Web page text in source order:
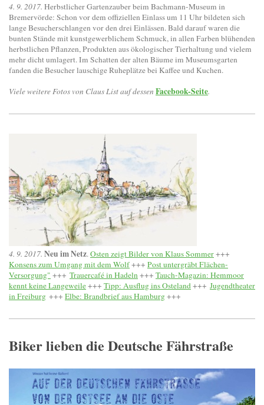
4. 9. 2017. Herbstlicher Gartenzauber beim Bachmann-Museum in
Bremervörde: Schon vor dem offiziellen Einlass um 11 Uhr bildeten sich
lange Besucherschlangen vor den drei Einlässen. Bald darauf waren die
bunten Stände mit kunstgewerblichem Schmuck, in allen Farben blühenden
herbstlichen Pflanzen, Produkten aus ökologischer Tierhaltung und vielem
mehr dicht umlagert. Im Schatten der alten Bäume im Museumsgarten
fanden die Besucher lauschige Ruheplätze bei Kaffee und Kuchen.
Viele weitere Fotos von Claus List auf dessen Facebook-Seite.
4. 9. 2017. Neu im Netz.Osten zeigt Bilder von Klaus Sommer+++
Konsens zum Umgang mit dem Wolf+++ Post untergräbt Flächen-
Versorgung" +++ Trauercafé in Hadeln+++ Tauch-Magazin: Hemmoor
kennt keine Langeweile+++ Tipp: Ausflug ins Osteland+++ Jugendtheater
in Freiburg +++ Elbe: Brandbrief aus Hamburg+++
Biker lieben die Deutsche Fährstraße